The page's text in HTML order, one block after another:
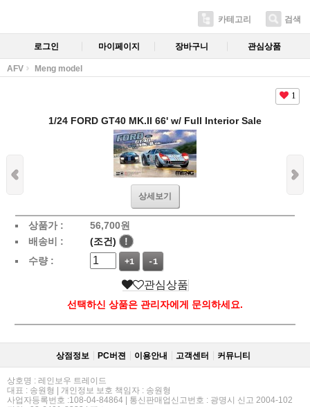
카테고리 검색
로그인 마이페이지 장바구니 관심상품
AFV Meng model
1
1/24 FORD GT40 MK.II 66' w/ Full Interior Sale
상세보기
상품가 : 56,700원
배송비 :
(조건)
!
수량 :
+1 -1
관심상품
선택하신 상품은 관리자에게 문의하세요.
상점정보 PC버젼 이용안내 고객센터 커뮤니티
상호명 : 레인보우 트레이드
대표 : 송원형 | 개인정보 보호 책임자 : 송원형
사업자등록번호 :108-04-84864 | 통신판매업신고번호 : 광명시 신고 2004-102